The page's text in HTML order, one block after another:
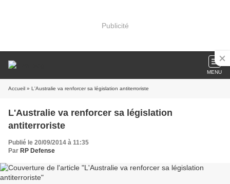
Publicité
MENU
Accueil » L'Australie va renforcer sa législation antiterroriste
L'Australie va renforcer sa législation
antiterroriste
Publié le 20/09/2014 à 11:35
Par RP Defense